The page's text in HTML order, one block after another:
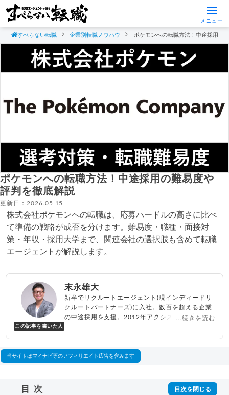
メニュー
すべらない転職 企業別転職ノウハウ ポケモンへの転職方法！中途採用の
ポケモンへの転職方法！中途採用の難易度や
評判を徹底解説
更新日：2026.05.15
株式会社ポケモンへの転職は、応募ハードルの高さに比べ
て準備の戦略が成否を分けます。難易度・職種・面接対
策・年収・採用大学まで、関連会社の選択肢も含めて転職
エージェントが解説します。
この記事を書いた人
末永雄大
新卒でリクルートエージェント(現インディードリ
クルートパートナーズ)に入社。数百を超える企業
の中途採用を支援。2012年アクシス(株)設立、代
べらない転職エージェント
...続きを読む
当サイトはマイナビ等のアフィリエイト広告を含みます
目次